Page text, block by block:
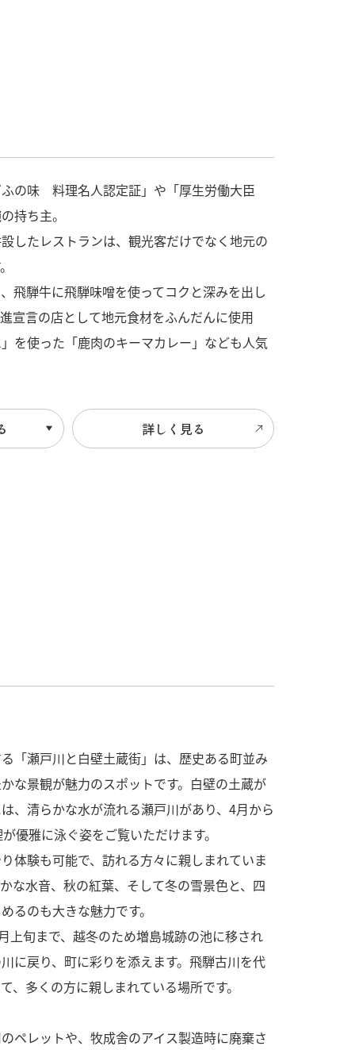
の味 料理名人認定証」や「厚生労働大臣
持ち主。
したレストランは、観光客だけでなく地元の
飛騨牛に飛騨味噌を使ってコクと深みを出し
宣言の店として地元食材をふんだんに使用
を使った「鹿肉のキーマカレー」なども人気
詳しく見る
「瀬戸川と白壁土蔵街」は、歴史ある町並み
な景観が魅力のスポットです。白壁の土蔵が
、清らかな水が流れる瀬戸川があり、4月から
優雅に泳ぐ姿をご覧いただけます。
体験も可能で、訪れる方々に親しまれていま
な水音、秋の紅葉、そして冬の雪景色と、四
るのも大きな魅力です。
上旬まで、越冬のため増島城跡の池に移され
に戻り、町に彩りを添えます。飛騨古川を代
、多くの方に親しまれている場所です。
ペレットや、牧成舎のアイス製造時に廃棄さ